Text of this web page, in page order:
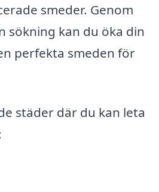
smeder. Genom
sökning kan du öka din
perfekta smeden för
städer där du kan leta